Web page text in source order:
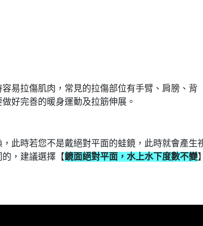
易拉傷肌肉，常見的拉傷部位有手臂、肩膀、背
好完善的暖身運動及拉筋伸展。
此時若您不是戴絕對平面的蛙鏡，此時就會產生
，建議選擇【鏡面絕對平面，水上水下度數不變